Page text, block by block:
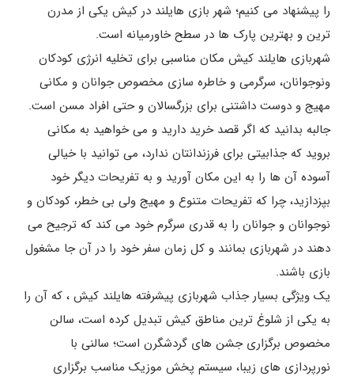
را پیشنهاد می کنیم؛ شهر بازی هایلند در کیش یکی از مدرن
ترین و بهترین پارک ها در سطح خاورمیانه است.
شهربازی هایلند کیش مکان مناسبی برای تخلیه انرژی کودکان
ونوجوانان، سرگرمی و خاطره سازی مخصوص جوانان و مکانی
مهیج و دوست داشتنی برای بزرگسالان و حتی افراد مسن است.
جالبه بدانید که اگر قصد خرید دارید و می خواهید به مکانی
بروید که جذابیتی برای فرزندانتان ندارد، می توانید با خیالی
آسوده آن ها را به این مکان آورید و به تفریحات دیگر خود
بپزدازید، چرا که تفریحات متنوع و مهیج ولی بی خطر، کودکان و
نوجوانان و جوانان را به قدری سرگرم خود می کند که ترجیح می
دهند در شهربازی بمانند و کل زمان سفر خود را در آن جا مشغول
بازی باشند.
یک ویژگی بسیار جذاب شهربازی پیشرفته هایلند کیش ، که آن را
به یکی از شلوغ ترین مناطق کیش تبدیل کرده است، سالن
مخصوص برگزاری جشن های گردشگرن است؛ سالنی با
نورپردازی های زیبا، سیستم پخش موزیک مناسب برگزاری